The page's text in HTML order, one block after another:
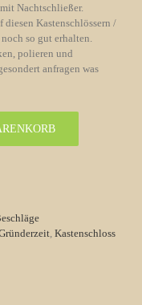
Nachtschließer.
Kastenschlössern /
so gut erhalten.
polieren und
anfragen was
Kastenschloss